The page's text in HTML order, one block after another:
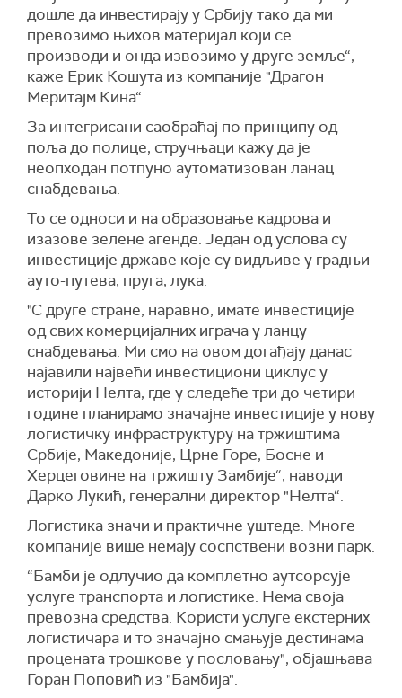
дошле да инвестирају у Србију тако да ми
превозимо њихов материјал који се
производи и онда извозимо у друге земље“,
каже Ерик Кошута из компаније "Драгон
Меритајм Кина“
За интегрисани саобраћај по принципу од
поља до полице, стручњаци кажу да је
неопходан потпуно аутоматизован ланац
снабдевања.
То се односи и на образовање кадрова и
изазове зелене агенде. Један од услова су
инвестиције државе које су видљиве у градњи
ауто-путева, пруга, лука.
"С друге стране, наравно, имате инвестиције
од свих комерцијалних играча у ланцу
снабдевања. Ми смо на овом догађају данас
најавили највећи инвестициони циклус у
историји Нелта, где у следеће три до четири
године планирамо значајне инвестиције у нову
логистичку инфраструктуру на тржиштима
Србије, Македоније, Црне Горе, Босне и
Херцеговине на тржишту Замбије“, наводи
Дарко Лукић, генерални директор "Нелта“.
Логистика значи и практичне уштеде. Многе
компаније више немају соспствени возни парк.
“Бамби је одлучио да комплетно аутсорсује
услуге транспорта и логистике. Нема своја
превозна средства. Користи услуге екстерних
логистичара и то значајно смањује дестинама
процената трошкове у пословању", објашњава
Горан Поповић из "Бамбија".